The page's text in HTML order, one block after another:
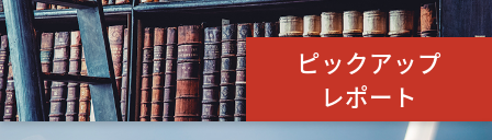
ピックアップ
レポート